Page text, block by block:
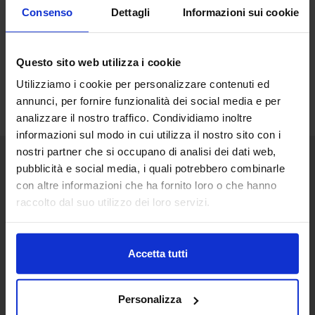
Consenso Dettagli Informazioni sui cookie
Questo sito web utilizza i cookie
Utilizziamo i cookie per personalizzare contenuti ed
annunci, per fornire funzionalità dei social media e per
analizzare il nostro traffico. Condividiamo inoltre
informazioni sul modo in cui utilizza il nostro sito con i
nostri partner che si occupano di analisi dei dati web,
pubblicità e social media, i quali potrebbero combinarle
con altre informazioni che ha fornito loro o che hanno
raccolto dal suo utilizzo dei loro servizi.
Accetta tutti
Personalizza
Senaf srl
Via Eritrea 21/A
+ 39 02.332039460